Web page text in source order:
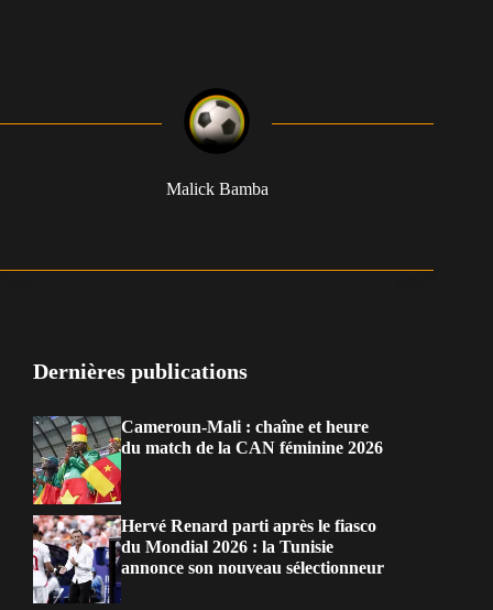
Malick Bamba
Dernières publications
Cameroun-Mali : chaîne et heure
du match de la CAN féminine 2026
Hervé Renard parti après le fiasco
du Mondial 2026 : la Tunisie
annonce son nouveau sélectionneur